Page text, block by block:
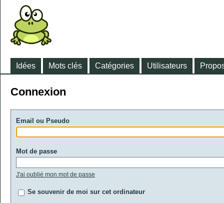
Idées Mots clés Catégories Utilisateurs
Connexion
Email ou Pseudo
Mot de passe
J'ai oublié mon mot de passe
Se souvenir de moi sur cet ordinateur